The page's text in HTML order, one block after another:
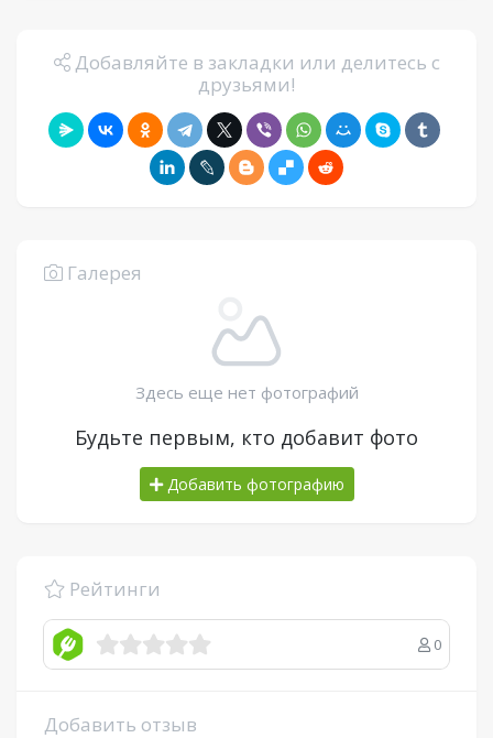
Добавляйте в закладки или делитесь с
друзьями!
Галерея
Здесь еще нет фотографий
Будьте первым, кто добавит фото
Добавить фотографию
Рейтинги
0
Добавить отзыв